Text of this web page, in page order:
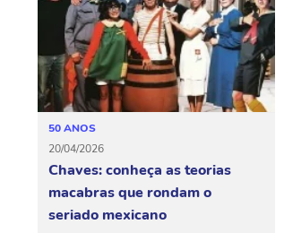
50 ANOS
20/04/2026
Chaves: conheça as teorias
macabras que rondam o
seriado mexicano